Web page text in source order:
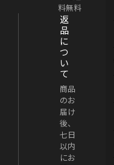
料無料
返
品
に
つ
い
て
商品
のお
届け
後、
七日
以内
にお